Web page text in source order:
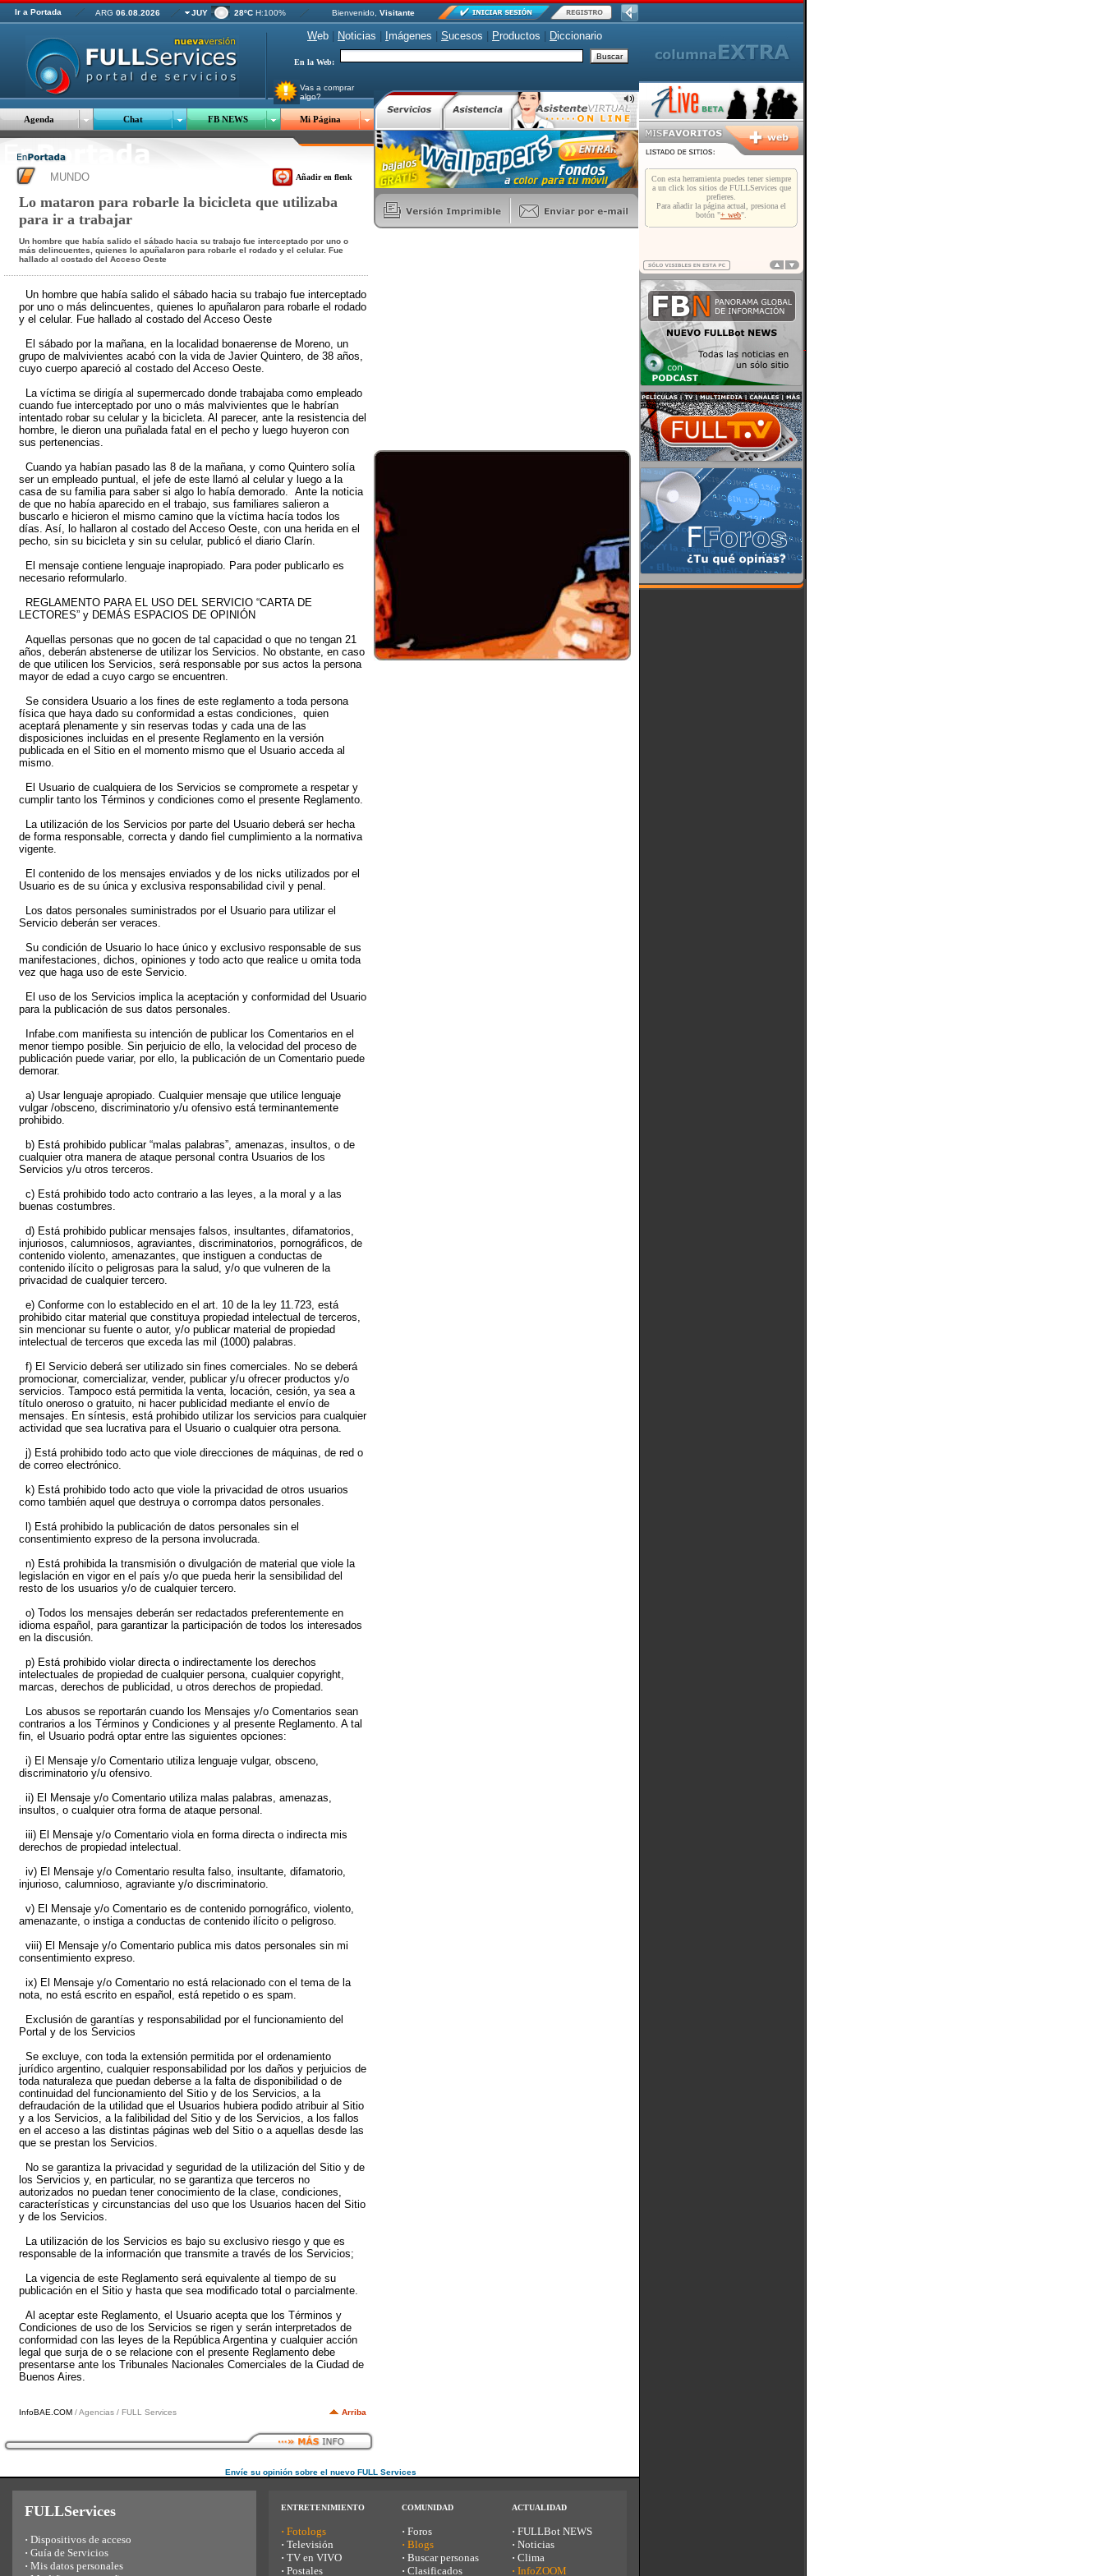
Ir a Portada ARG 06.08.2026 JUY 28ºC H:100% Bienvenido, Visitante
Web Noticias mágenes Sucesos Productos Diccionario
En la Web:
Vas a comprar
algo?
Agenda Chat FB NEWS Mi Página
MUNDO Añadir en flenk
Lo mataron para robarle la bicicleta que utilizaba
para ir a trabajar
Un hombre que había salido el sábado hacia su trabajo fue interceptado por uno o
más delincuentes, quienes lo apuñalaron para robarle el rodado y el celular. Fue
hallado al costado del Acceso Oeste
Un hombre que había salido el sábado hacia su trabajo fue interceptado
por uno o más delincuentes, quienes lo apuñalaron para robarle el rodado
y el celular. Fue hallado al costado del Acceso Oeste
El sábado por la mañana, en la localidad bonaerense de Moreno, un
grupo de malvivientes acabó con la vida de Javier Quintero, de 38 años,
cuyo cuerpo apareció al costado del Acceso Oeste.
La víctima se dirigía al supermercado donde trabajaba como empleado
cuando fue interceptado por uno o más malvivientes que le habrían
intentado robar su celular y la bicicleta. Al parecer, ante la resistencia del
hombre, le dieron una puñalada fatal en el pecho y luego huyeron con
sus pertenencias.
Cuando ya habían pasado las 8 de la mañana, y como Quintero solía
ser un empleado puntual, el jefe de este llamó al celular y luego a la
casa de su familia para saber si algo lo había demorado. Ante la noticia
de que no había aparecido en el trabajo, sus familiares salieron a
buscarlo e hicieron el mismo camino que la víctima hacía todos los
días. Así, lo hallaron al costado del Acceso Oeste, con una herida en el
pecho, sin su bicicleta y sin su celular, publicó el diario Clarín.
El mensaje contiene lenguaje inapropiado. Para poder publicarlo es
necesario reformularlo.
REGLAMENTO PARA EL USO DEL SERVICIO “CARTA DE
LECTORES” y DEMÁS ESPACIOS DE OPINIÓN
Aquellas personas que no gocen de tal capacidad o que no tengan 21
años, deberán abstenerse de utilizar los Servicios. No obstante, en caso
de que utilicen los Servicios, será responsable por sus actos la persona
mayor de edad a cuyo cargo se encuentren.
Se considera Usuario a los fines de este reglamento a toda persona
física que haya dado su conformidad a estas condiciones, quien
aceptará plenamente y sin reservas todas y cada una de las
disposiciones incluidas en el presente Reglamento en la versión
publicada en el Sitio en el momento mismo que el Usuario acceda al
mismo.
El Usuario de cualquiera de los Servicios se compromete a respetar y
cumplir tanto los Términos y condiciones como el presente Reglamento.
La utilización de los Servicios por parte del Usuario deberá ser hecha
de forma responsable, correcta y dando fiel cumplimiento a la normativa
vigente.
El contenido de los mensajes enviados y de los nicks utilizados por el
Usuario es de su única y exclusiva responsabilidad civil y penal.
Los datos personales suministrados por el Usuario para utilizar el
Servicio deberán ser veraces.
Su condición de Usuario lo hace único y exclusivo responsable de sus
manifestaciones, dichos, opiniones y todo acto que realice u omita toda
vez que haga uso de este Servicio.
El uso de los Servicios implica la aceptación y conformidad del Usuario
para la publicación de sus datos personales.
Infabe.com manifiesta su intención de publicar los Comentarios en el
menor tiempo posible. Sin perjuicio de ello, la velocidad del proceso de
publicación puede variar, por ello, la publicación de un Comentario puede
demorar.
a) Usar lenguaje apropiado. Cualquier mensaje que utilice lenguaje
vulgar /obsceno, discriminatorio y/u ofensivo está terminantemente
prohibido.
b) Está prohibido publicar “malas palabras”, amenazas, insultos, o de
cualquier otra manera de ataque personal contra Usuarios de los
Servicios y/u otros terceros.
c) Está prohibido todo acto contrario a las leyes, a la moral y a las
buenas costumbres.
d) Está prohibido publicar mensajes falsos, insultantes, difamatorios,
injuriosos, calumniosos, agraviantes, discriminatorios, pornográficos, de
contenido violento, amenazantes, que instiguen a conductas de
contenido ilícito o peligrosas para la salud, y/o que vulneren de la
privacidad de cualquier tercero.
e) Conforme con lo establecido en el art. 10 de la ley 11.723, está
prohibido citar material que constituya propiedad intelectual de terceros,
sin mencionar su fuente o autor, y/o publicar material de propiedad
intelectual de terceros que exceda las mil (1000) palabras.
f) El Servicio deberá ser utilizado sin fines comerciales. No se deberá
promocionar, comercializar, vender, publicar y/u ofrecer productos y/o
servicios. Tampoco está permitida la venta, locación, cesión, ya sea a
título oneroso o gratuito, ni hacer publicidad mediante el envío de
mensajes. En síntesis, está prohibido utilizar los servicios para cualquier
actividad que sea lucrativa para el Usuario o cualquier otra persona.
j) Está prohibido todo acto que viole direcciones de máquinas, de red o
de correo electrónico.
k) Está prohibido todo acto que viole la privacidad de otros usuarios
como también aquel que destruya o corrompa datos personales.
l) Está prohibido la publicación de datos personales sin el
consentimiento expreso de la persona involucrada.
n) Está prohibida la transmisión o divulgación de material que viole la
legislación en vigor en el país y/o que pueda herir la sensibilidad del
resto de los usuarios y/o de cualquier tercero.
o) Todos los mensajes deberán ser redactados preferentemente en
idioma español, para garantizar la participación de todos los interesados
en la discusión.
p) Está prohibido violar directa o indirectamente los derechos
intelectuales de propiedad de cualquier persona, cualquier copyright,
marcas, derechos de publicidad, u otros derechos de propiedad.
Los abusos se reportarán cuando los Mensajes y/o Comentarios sean
contrarios a los Términos y Condiciones y al presente Reglamento. A tal
fin, el Usuario podrá optar entre las siguientes opciones:
i) El Mensaje y/o Comentario utiliza lenguaje vulgar, obsceno,
discriminatorio y/u ofensivo.
ii) El Mensaje y/o Comentario utiliza malas palabras, amenazas,
insultos, o cualquier otra forma de ataque personal.
iii) El Mensaje y/o Comentario viola en forma directa o indirecta mis
derechos de propiedad intelectual.
iv) El Mensaje y/o Comentario resulta falso, insultante, difamatorio,
injurioso, calumnioso, agraviante y/o discriminatorio.
v) El Mensaje y/o Comentario es de contenido pornográfico, violento,
amenazante, o instiga a conductas de contenido ilícito o peligroso.
viii) El Mensaje y/o Comentario publica mis datos personales sin mi
consentimiento expreso.
ix) El Mensaje y/o Comentario no está relacionado con el tema de la
nota, no está escrito en español, está repetido o es spam.
Exclusión de garantías y responsabilidad por el funcionamiento del
Portal y de los Servicios
Se excluye, con toda la extensión permitida por el ordenamiento
jurídico argentino, cualquier responsabilidad por los daños y perjuicios de
toda naturaleza que puedan deberse a la falta de disponibilidad o de
continuidad del funcionamiento del Sitio y de los Servicios, a la
defraudación de la utilidad que el Usuarios hubiera podido atribuir al Sitio
y a los Servicios, a la falibilidad del Sitio y de los Servicios, a los fallos
en el acceso a las distintas páginas web del Sitio o a aquellas desde las
que se prestan los Servicios.
No se garantiza la privacidad y seguridad de la utilización del Sitio y de
los Servicios y, en particular, no se garantiza que terceros no
autorizados no puedan tener conocimiento de la clase, condiciones,
características y circunstancias del uso que los Usuarios hacen del Sitio
y de los Servicios.
La utilización de los Servicios es bajo su exclusivo riesgo y que es
responsable de la información que transmite a través de los Servicios;
La vigencia de este Reglamento será equivalente al tiempo de su
publicación en el Sitio y hasta que sea modificado total o parcialmente.
Al aceptar este Reglamento, el Usuario acepta que los Términos y
Condiciones de uso de los Servicios se rigen y serán interpretados de
conformidad con las leyes de la República Argentina y cualquier acción
legal que surja de o se relacione con el presente Reglamento debe
presentarse ante los Tribunales Nacionales Comerciales de la Ciudad de
Buenos Aires.
InfoBAE.COM / Agencias / FULL Services Arriba
Envíe su opinión sobre el nuevo FULL Services
FULLServices
· Dispositivos de acceso
· Guía de Servicios
· Mis datos personales
ENTRETENIMIENTO
· Fotologs
· Televisión
· TV en VIVO
· Postales
COMUNIDAD
· Foros
· Blogs
· Buscar personas
· Clasificados
ACTUALIDAD
· FULLBot NEWS
· Noticias
· Clima
· InfoZOOM